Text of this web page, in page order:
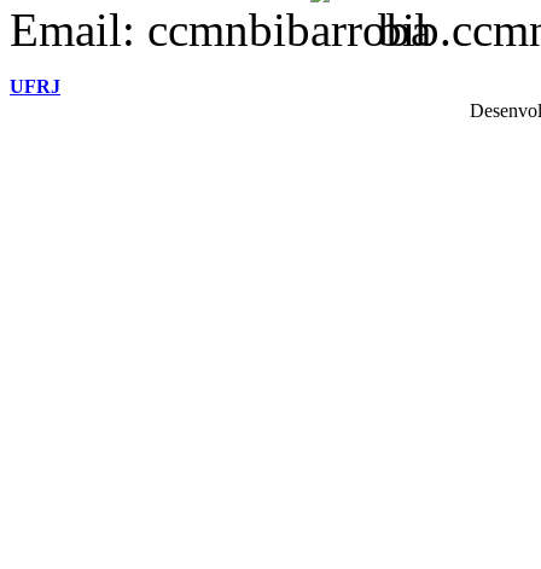
Email: ccmnbib
UFRJ